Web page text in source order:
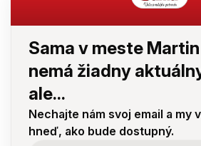
Sama v meste
nemá žiadny
ale...
Nechajte nám svoj email a my
hneď, ako bude dostupný.